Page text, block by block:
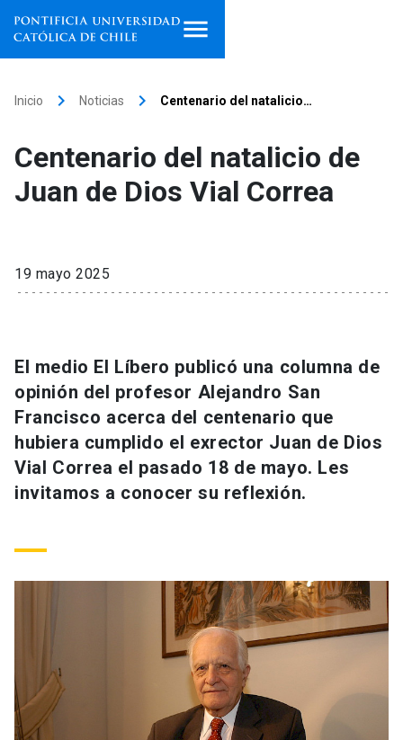
Facultades, escuelas e
institutos
Internacionalización
Vinculación
Universidad
Información para keyboard_arrow_down
Estudiantes
Personal
Alumni launch
Padres y familia
ACCESOS DIRECTOS
Admisión launch
Correo UC
Mi Portal UC
Inicio keyboard_arrow_right Noticias keyboard_arrow_right Centenario del natalicio…
Centenario del natalicio de
Juan de Dios Vial Correa
19 mayo 2025
El medio El Líbero publicó una columna de
opinión del profesor Alejandro San
Francisco acerca del centenario que
hubiera cumplido el exrector Juan de Dios
Vial Correa el pasado 18 de mayo. Les
invitamos a conocer su reflexión.